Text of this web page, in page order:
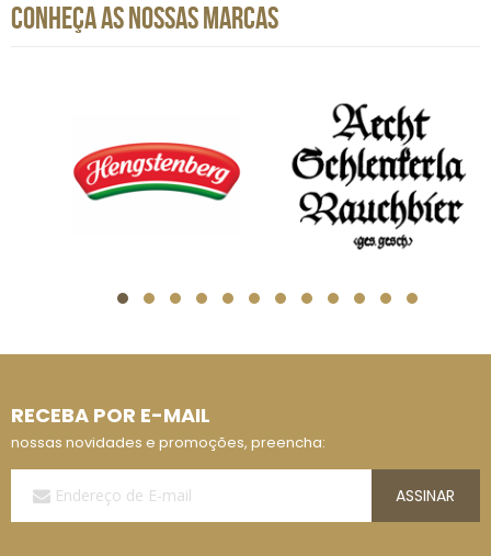
CONHEÇA AS NOSSAS MARCAS
RECEBA POR E-MAIL
nossas novidades e promoções, preencha:
Nossa
ASSINAR